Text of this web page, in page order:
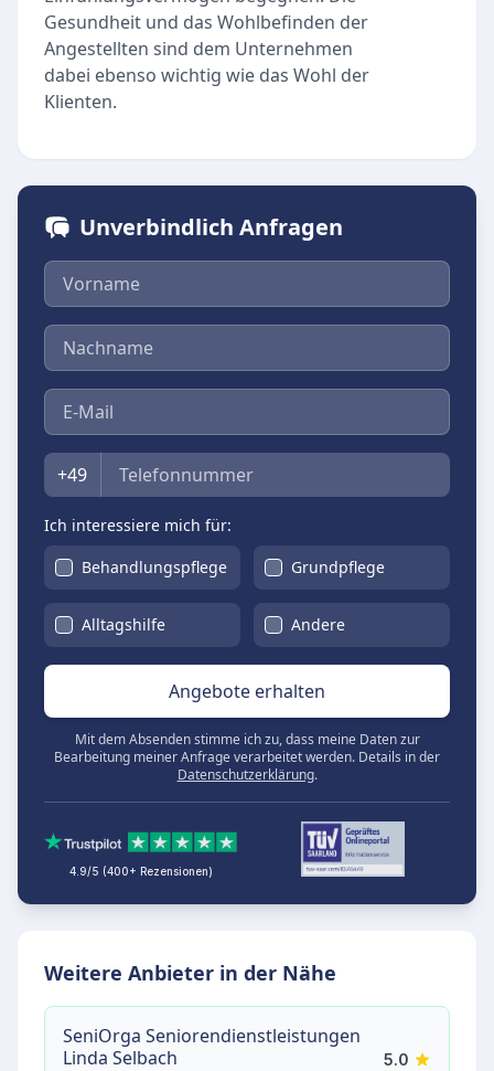
Gesundheit und das Wohlbefinden der
Angestellten sind dem Unternehmen
dabei ebenso wichtig wie das Wohl der
Klienten.
Unverbindlich Anfragen
Vorname
Nachname
E-Mail
Telefon
+49
Ich interessiere mich für:
Behandlungspflege
Grundpflege
Alltagshilfe Andere
Angebote erhalten
Mit dem Absenden stimme ich zu, dass meine Daten zur
Bearbeitung meiner Anfrage verarbeitet werden. Details in der
Datenschutzerklärung.
4.9/5 (400+ Rezensionen)
Weitere Anbieter in der Nähe
SeniOrga Seniorendienstleistungen
Linda Selbach
5.0